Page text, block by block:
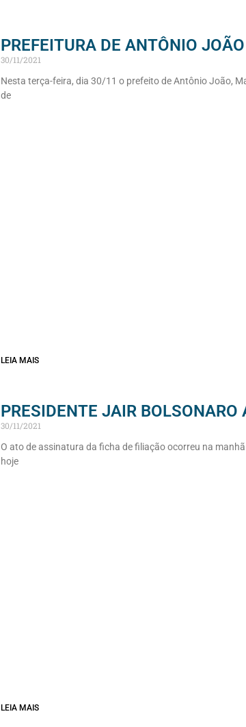
PREFEITURA DE ANTÔNIO
30/11/2021
Nesta terça-feira, dia 30/11 o prefeito de Antônio João,
de
LEIA MAIS
PRESIDENTE JAIR
30/11/2021
O ato de assinatura da ficha de filiação ocorreu na
hoje
LEIA MAIS